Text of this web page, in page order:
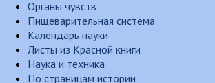
Органы чувств
Пищеварительная система
Календарь науки
Листы из Красной книги
Наука и техника
По страницам истории